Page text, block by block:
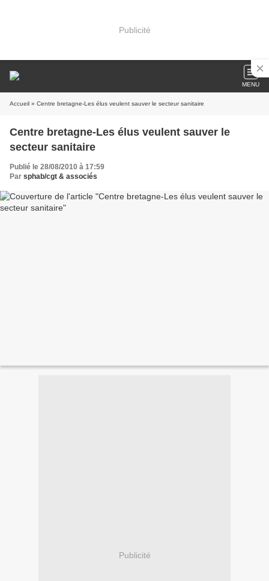
Publicité
MENU
Accueil » Centre bretagne-Les élus veulent sauver le secteur sanitaire
Centre bretagne-Les élus veulent sauver le
secteur sanitaire
Publié le 28/08/2010 à 17:59
Par sphab/cgt & associés
Publicité